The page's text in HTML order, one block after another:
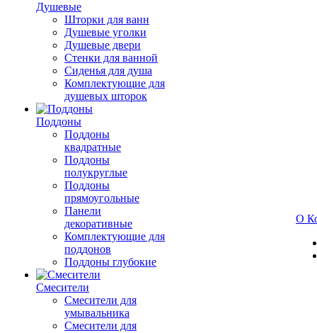
Душевые
Шторки для ванн
Душевые уголки
Душевые двери
Стенки для ванной
Сиденья для душа
Комплектующие для
душевых шторок
Поддоны
Поддоны
квадратные
Поддоны
полукруглые
Поддоны
прямоугольные
Панели
декоративные
Комплектующие для
поддонов
Поддоны глубокие
Смесители
Смесители для
умывальника
Смесители для
О